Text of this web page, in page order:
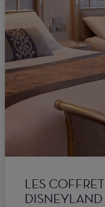
LES